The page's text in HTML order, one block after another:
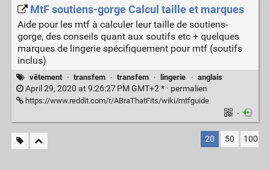
MtF soutiens-gorge Calcul taille et marques
Aide pour les mtf à calculer leur taille de soutiens-
gorge, des conseils quant aux soutifs etc + quelques
marques de lingerie spécifiquement pour mtf (soutifs
inclus)
vêtement · transfem · transfem · lingerie · anglais
April 29, 2020 at 9:26:27 PM GMT+2 * · permalien
https://www.reddit.com/r/ABraThatFits/wiki/mtfguide
·
20 50 100